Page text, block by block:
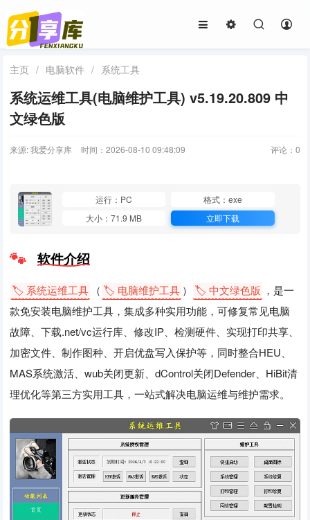
主页 / 电脑软件 / 系统工具
系统运维工具(电脑维护工具) v5.19.20.809 中
文绿色版
来源: 我爱分享库 时间：2026-08-10 09:48:09 评论： 0
运行：PC
格式：exe
大小：71.9 MB
立即下载
软件介绍
🏷️ 系统运维工具 （ 🏷️ 电脑维护工具 ） 🏷️ 中文绿色版 ，是一
款免安装电脑维护工具，集成多种实用功能，可修复常见电脑
故障、下载.net/vc运行库、修改IP、检测硬件、实现打印共享、
加密文件、制作图种、开启优盘写入保护等，同时整合HEU、
MAS系统激活、wub关闭更新、dControl关闭Defender、HiBit清
理优化等第三方实用工具，一站式解决电脑运维与维护需求。